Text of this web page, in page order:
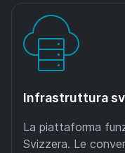
Infrastruttura
La piattaforma
Svizzera. Le